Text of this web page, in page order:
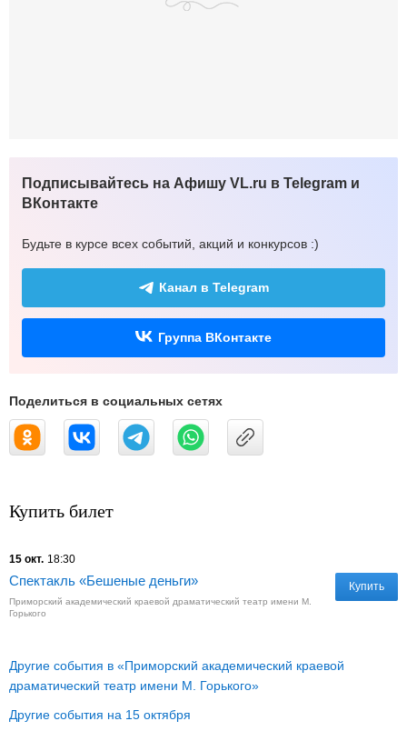
Подписывайтесь на Афишу VL.ru в Telegram и
ВКонтакте
Будьте в курсе всех событий, акций и конкурсов :)
Канал в Telegram
Группа ВКонтакте
Поделиться в социальных сетях
Купить билет
15 окт. 18:30
Спектакль «Бешеные деньги»
Приморский академический краевой драматический театр имени М.
Горького
Купить
Другие события в «Приморский академический краевой
драматический театр имени М. Горького»
Другие события на 15 октября